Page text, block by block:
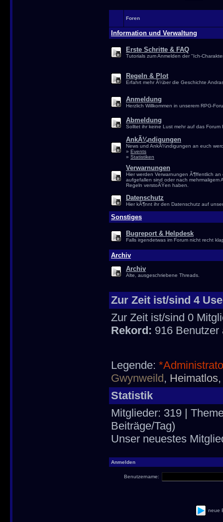
Foren
Information und Verwaltung
Erste Schritte & FAQ
Tutorials zum Anmelden der "Ich-
Regeln & Plot
Erfahrt mehr Ã¼ber die Geschichte
Anmeldung
Herzlich Willkommen in unserem RPG-
Abmeldung
Solltet ihr keine Lust mehr auf das
AnkÃ¼ndigungen
News und AnkÃ¼ndigungen an euch
» Events
» Statistiken
Verwarnungen
Hier werden Verwarnungen Ã¶ffentlich
aufgefallen sind oder nach mehrmaligem
Regeln verstoÃŸen haben.
Datenschutz
Hier kÃ¶nnt ihr den Datenschutz auf
Sonstiges
Bugreport & Helpdesk
Falls irgendetwas im Forum nicht recht
Archiv
Archiv
Alte, ausgeschriebene Threads.
Zur Zeit ist/sind 4
Zur Zeit ist/sind 0
Rekord: 916
Legende:
Gwynweild, Heimatlos
Statistik
Mitglieder: 319 |
Beiträge/Tag)
Unser neuestes
Anmelden
Benutzername:
neue